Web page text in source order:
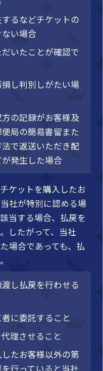
るなどチケットの
い場合
いたことが確認で
し判別しがたい場
の記録がお客様及
局の簡易書留また
で返送いただき配
発生した場合
ケットを購入したお
社が特別に認める場
当する場合、払戻を
したがって、当社
場合であっても、払
し払戻を行わせる
に委託すること
理させること
たお客様以外の第
行っていると当社